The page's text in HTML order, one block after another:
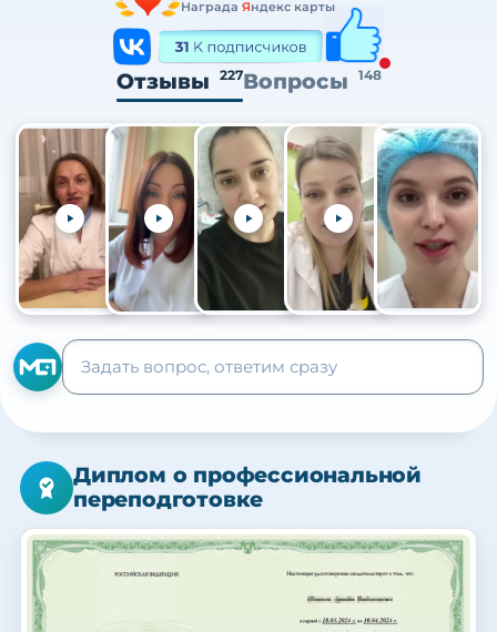
Награда Яндекс карты
Отзывы 227Вопросы 148
+105
Диплом о профессиональной
переподготовке